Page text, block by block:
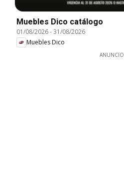
Muebles Dico catálogo
01/08/2026-31/08/2026
Muebles Dico
ANUNCIO